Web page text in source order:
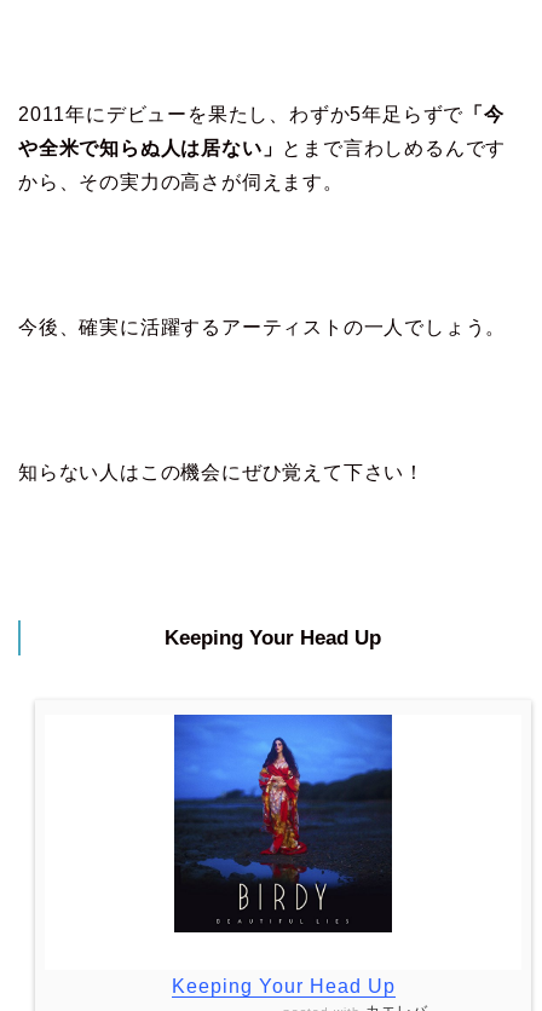
2011年にデビューを果たし、わずか5年足らずで 「今
や全米で知らぬ人は居ない」 とまで言わしめるんです
から、その実力の高さが伺えます。
今後、確実に活躍するアーティストの一人でしょう。
知らない人はこの機会にぜひ覚えて下さい！
Keeping Your Head Up
Keeping Your Head Up